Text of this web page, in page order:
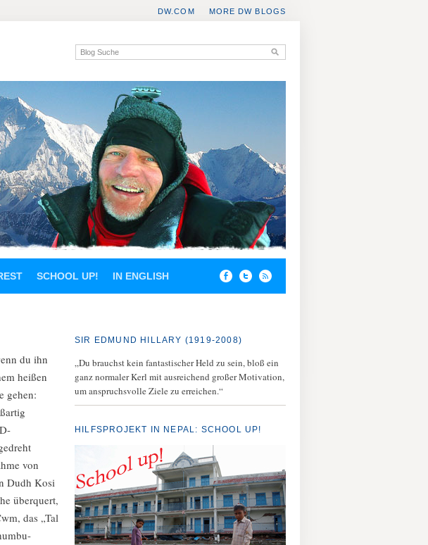
MORE DW BLOGS
DW.COM
SCHOOL UP! IN ENGLISH
du ihn
heißen
gehen:
von
Dudh Kosi
überquert,
das „Tal
SIR EDMUND HILLARY (1919-2008)
„Du brauchst kein fantastischer Held zu sein, bloß ein
ganz normaler Kerl mit ausreichend großer Motivation,
um anspruchsvolle Ziele zu erreichen.“
HILFSPROJEKT IN NEPAL: SCHOOL UP!